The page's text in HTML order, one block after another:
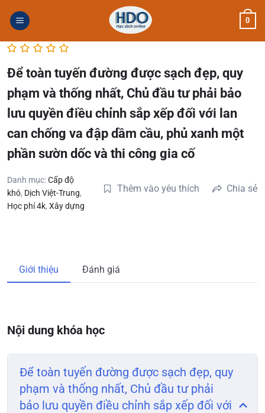
0
Để toàn tuyến đường được sạch đẹp, quy
phạm và thống nhất, Chủ đầu tư phải bảo
lưu quyền điều chỉnh sắp xếp đối với lan
can chống va đập dầm cầu, phủ xanh một
phần sườn dốc và thi công gia cố
Danh mục:Cấp độ
khó, Dịch Việt-Trung,
Học phí 4k, Xây dựng
Thêm vào yêu thích Chia sẻ
Giới thiệu Đánh giá
Nội dung khóa học
Để toàn tuyến đường được sạch đẹp, quy
phạm và thống nhất, Chủ đầu tư phải
bảo lưu quyền điều chỉnh sắp xếp đối với